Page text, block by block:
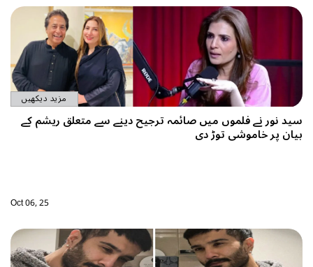
مزید دیکھیں
نور نے فلموں میں صائمہ ترجیح دینے سے متعلق ریشم کے
پر خاموشی توڑ دی
Oct 06, 25